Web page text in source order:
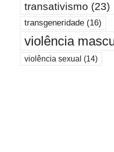
transativismo (23)
transgeneridade(16)
violência
violência sexual (14)